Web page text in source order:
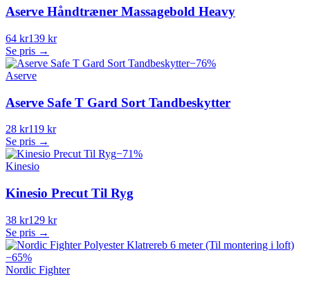
Aserve Håndtræner Massagebold Heavy
64 kr139 kr
Se pris →
−76%
Aserve
Aserve Safe T Gard Sort Tandbeskytter
28 kr119 kr
Se pris →
−71%
Kinesio
Kinesio Precut Til Ryg
38 kr129 kr
Se pris →
−65%
Nordic Fighter